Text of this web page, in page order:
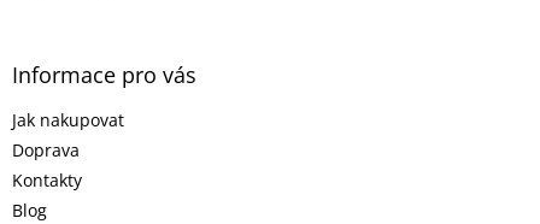
Informace pro vás
Jak nakupovat
Doprava
Kontakty
Blog